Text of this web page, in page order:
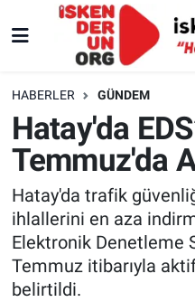
HABERLER GÜNDEM
Hatay'da
Temmuz'da
Hatay'da trafik
ihlallerini en aza
Elektronik Denetleme
Temmuz itibarıyla
belirtildi.